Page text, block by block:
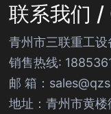
联系我们 /
青州市三联重工设
销售热线:
邮 箱：
地址：青州市黄